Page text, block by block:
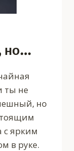
но…
ты не
но
с ярким
в руке.